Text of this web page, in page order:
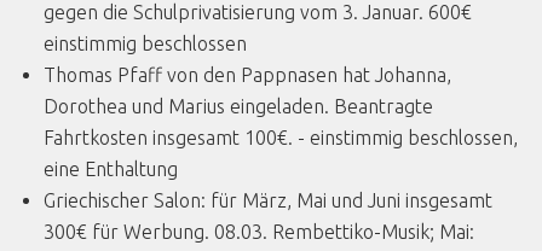
gegen die Schulprivatisierung vom 3. Januar. 600€
einstimmig beschlossen
Thomas Pfaff von den Pappnasen hat Johanna,
Dorothea und Marius eingeladen. Beantragte
Fahrtkosten insgesamt 100€. - einstimmig beschlossen,
eine Enthaltung
Griechischer Salon: für März, Mai und Juni insgesamt
300€ für Werbung. 08.03. Rembettiko-Musik; Mai: